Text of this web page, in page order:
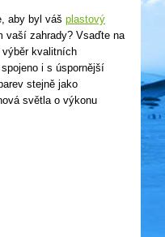
aby byl váš plastový
vaší zahrady? Vsaďte na
kvalitních
i s úspornější
stejně jako
světla o výkonu